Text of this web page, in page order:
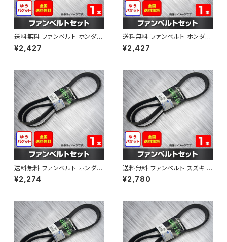
送料無料 ファンベルト ホンダ
ゼスト 型式JE1 H18.03～H24.
11 （国内トップメーカー） 1本 H
¥2,427
送料無料 ファンベルト ホンダ ラ
イフ 型式JB6 H15.09～H20.1
1 （国内トップメーカー） 1本 HA
¥2,427
送料無料 ファンベルト ホンダ フ
ィット 型式GE6 H19.10～H25.
09 （国内トップメーカー） 1本 H
¥2,274
送料無料 ファンベルト スズキ ス
ペーシア 型式MK32S H25.03
～H30.02 （国内トップメーカ
¥2,780